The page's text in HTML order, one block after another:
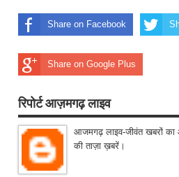
Share on Facebook
Share on Google Plus
रिपोर्ट आज़मगढ़ लाइव
आजमगढ़ लाइव-जीवंत खबरों
की ताज़ा ख़बरें।